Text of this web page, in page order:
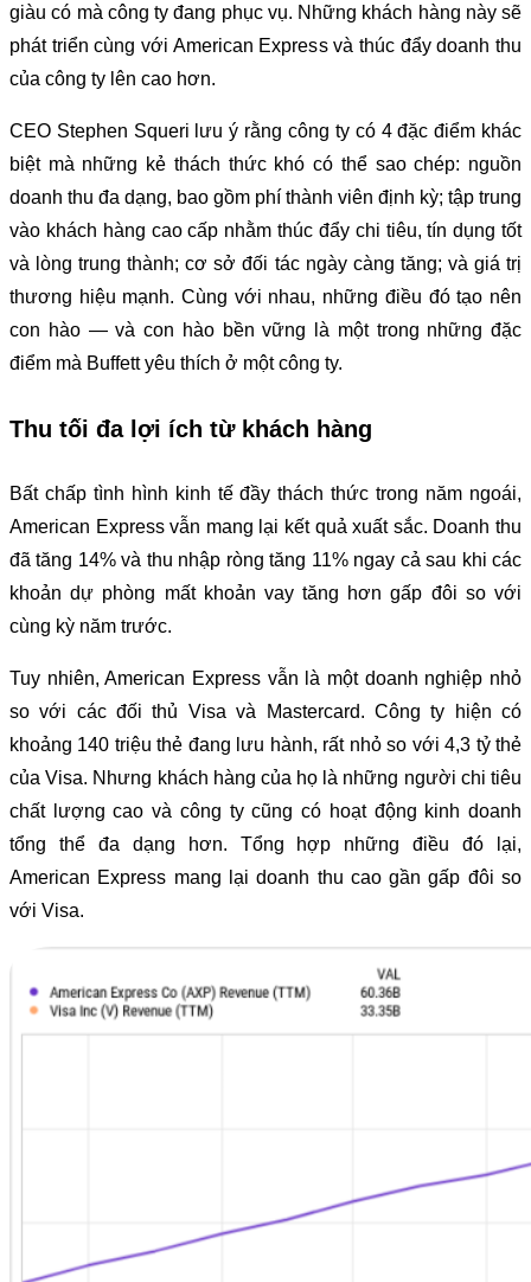
giàu có mà công ty đang phục vụ. Những khách hàng này sẽ
phát triển cùng với American Express và thúc đẩy doanh thu
của công ty lên cao hơn.
CEO Stephen Squeri lưu ý rằng công ty có 4 đặc điểm khác
biệt mà những kẻ thách thức khó có thể sao chép: nguồn
doanh thu đa dạng, bao gồm phí thành viên định kỳ; tập trung
vào khách hàng cao cấp nhằm thúc đẩy chi tiêu, tín dụng tốt
và lòng trung thành; cơ sở đối tác ngày càng tăng; và giá trị
thương hiệu mạnh. Cùng với nhau, những điều đó tạo nên
con hào — và con hào bền vững là một trong những đặc
điểm mà Buffett yêu thích ở một công ty.
Thu tối đa lợi ích từ khách hàng
Bất chấp tình hình kinh tế đầy thách thức trong năm ngoái,
American Express vẫn mang lại kết quả xuất sắc. Doanh thu
đã tăng 14% và thu nhập ròng tăng 11% ngay cả sau khi các
khoản dự phòng mất khoản vay tăng hơn gấp đôi so với
cùng kỳ năm trước.
Tuy nhiên, American Express vẫn là một doanh nghiệp nhỏ
so với các đối thủ Visa và Mastercard. Công ty hiện có
khoảng 140 triệu thẻ đang lưu hành, rất nhỏ so với 4,3 tỷ thẻ
của Visa. Nhưng khách hàng của họ là những người chi tiêu
chất lượng cao và công ty cũng có hoạt động kinh doanh
tổng thể đa dạng hơn. Tổng hợp những điều đó lại,
American Express mang lại doanh thu cao gần gấp đôi so
với Visa.